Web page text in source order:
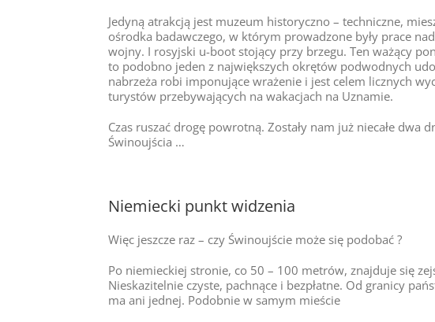
Jedyną atrakcją jest muzeum historyczno – techniczne,
ośrodka badawczego, w którym prowadzone były prace
wojny. I rosyjski u-boot stojący przy brzegu. Ten ważący
to podobno jeden z największych okrętów podwodnych
nabrzeża robi imponujące wrażenie i jest celem licznych
turystów przebywających na wakacjach na Uznamie.
Czas ruszać drogę powrotną. Zostały nam już niecałe dwa
Świnoujścia …
Niemiecki punkt widzenia
Więc jeszcze raz – czy Świnoujście może się podobać ?
Po niemieckiej stronie, co 50 – 100 metrów, znajduje się
Nieskazitelnie czyste, pachnące i bezpłatne. Od granicy
ma ani jednej. Podobnie w samym mieście